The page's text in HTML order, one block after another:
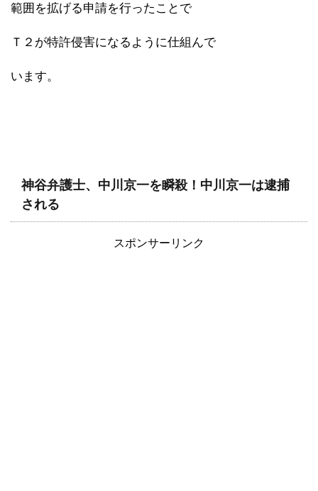
範囲を拡げる申請を行ったことで
Ｔ２が特許侵害になるように仕組んで
います。
神谷弁護士、中川京一を瞬殺！中川京一は逮捕
される
スポンサーリンク